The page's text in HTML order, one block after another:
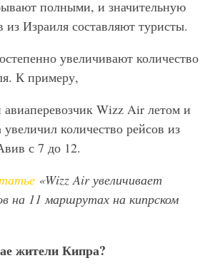
полными, и значительную
из Израиля составляют туристы.
увеличивают количество
К примеру,
Wizz Air летом и
количество рейсов из
с 7 до 12.
«Wizz Air увеличивает
на 11 маршрутах на кипрском
жители Кипра?